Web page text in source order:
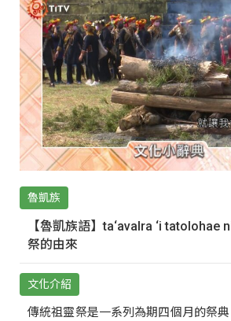
魯凱族
【魯凱族語】ta‘avalra ‘i tatolohae
祭的由來
文化介紹
傳統祖靈祭是一系列為期四個月的祭